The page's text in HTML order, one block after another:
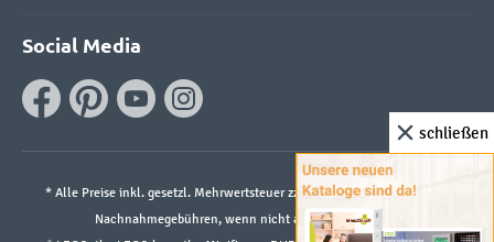
Social Media
* Alle Preise inkl. gesetzl. Mehrwertsteuer zzgl.Versandkostenund ggf.
Nachnahmegebühren, wenn nicht anders angegeben.
schließen